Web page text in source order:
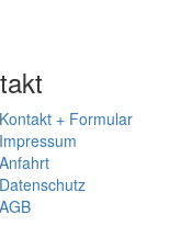
Kontakt + Formular
Impressum
Anfahrt
Datenschutz
AGB